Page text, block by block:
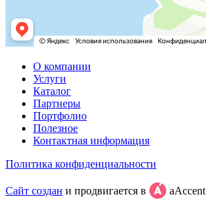
О компании
Услуги
Каталог
Партнеры
Портфолио
Полезное
Контактная информация
Политика конфиденциальности
Сайт создан и продвигается в
aAccent